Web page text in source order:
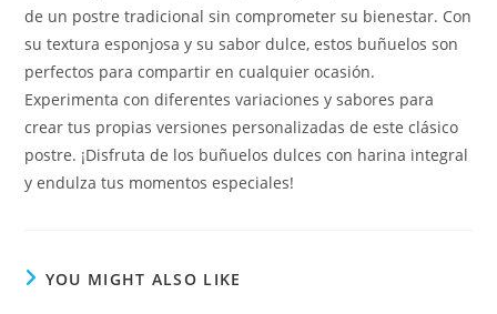
de un postre tradicional sin comprometer su bienestar. Con
su textura esponjosa y su sabor dulce, estos buñuelos son
perfectos para compartir en cualquier ocasión.
Experimenta con diferentes variaciones y sabores para
crear tus propias versiones personalizadas de este clásico
postre. ¡Disfruta de los buñuelos dulces con harina integral
y endulza tus momentos especiales!
YOU MIGHT ALSO LIKE